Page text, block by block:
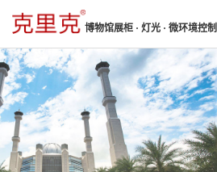
博物馆展柜 · 灯光 · 微环境控制